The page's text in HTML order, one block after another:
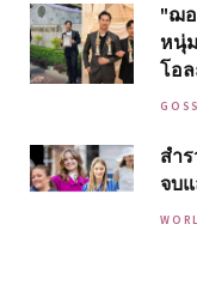
"ฌอ
หนุ่
โอ
สำ
จบ